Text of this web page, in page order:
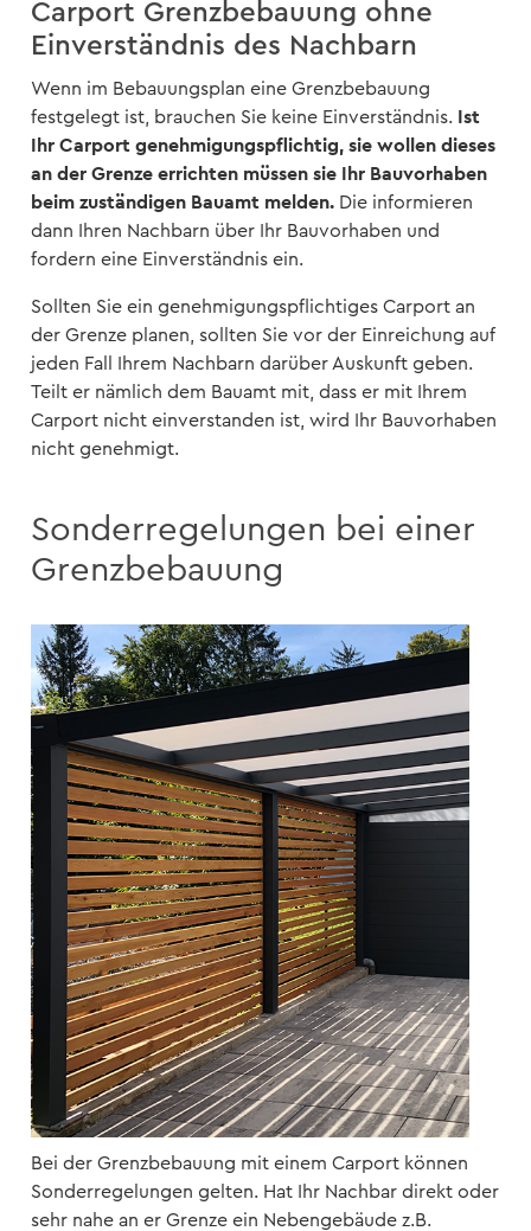
Carport Grenzbebauung ohne
Einverständnis des Nachbarn
Wenn im Bebauungsplan eine Grenzbebauung
festgelegt ist, brauchen Sie keine Einverständnis. Ist
Ihr Carport genehmigungspflichtig, sie wollen dieses
an der Grenze errichten müssen sie Ihr Bauvorhaben
beim zuständigen Bauamt melden. Die informieren
dann Ihren Nachbarn über Ihr Bauvorhaben und
fordern eine Einverständnis ein.
Sollten Sie ein genehmigungspflichtiges Carport an
der Grenze planen, sollten Sie vor der Einreichung auf
jeden Fall Ihrem Nachbarn darüber Auskunft geben.
Teilt er nämlich dem Bauamt mit, dass er mit Ihrem
Carport nicht einverstanden ist, wird Ihr Bauvorhaben
nicht genehmigt.
Sonderregelungen bei einer
Grenzbebauung
Bei der Grenzbebauung mit einem Carport können
Sonderregelungen gelten. Hat Ihr Nachbar direkt oder
sehr nahe an er Grenze ein Nebengebäude z.B.